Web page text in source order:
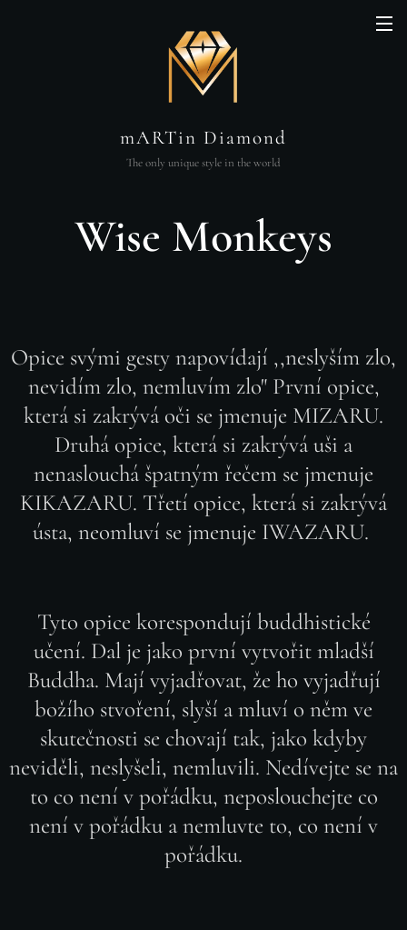
mARTin Diamond
The only unique style in the world
Wise Monkeys
Opice svými gesty napovídají ,,neslyším zlo,
nevidím zlo, nemluvím zlo" První opice,
která si zakrývá oči se jmenuje MIZARU.
Druhá opice, která si zakrývá uši a
nenaslouchá špatným řečem se jmenuje
KIKAZARU. Třetí opice, která si zakrývá
ústa, neomluví se jmenuje IWAZARU.
Tyto opice korespondují buddhistické
učení. Dal je jako první vytvořit mladší
Buddha. Mají vyjadřovat, že ho vyjadřují
božího stvoření, slyší a mluví o něm ve
skutečnosti se chovají tak, jako kdyby
neviděli, neslyšeli, nemluvili. Nedívejte se na
to co není v pořádku, neposlouchejte co
není v pořádku a nemluvte to, co není v
pořádku.